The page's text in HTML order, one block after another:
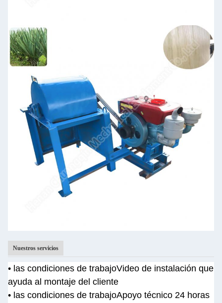
Nuestros servicios
• las condiciones de trabajoVideo de instalación que
ayuda al montaje del cliente
• las condiciones de trabajoApoyo técnico 24 horas